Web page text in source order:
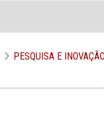
PESQUISA E